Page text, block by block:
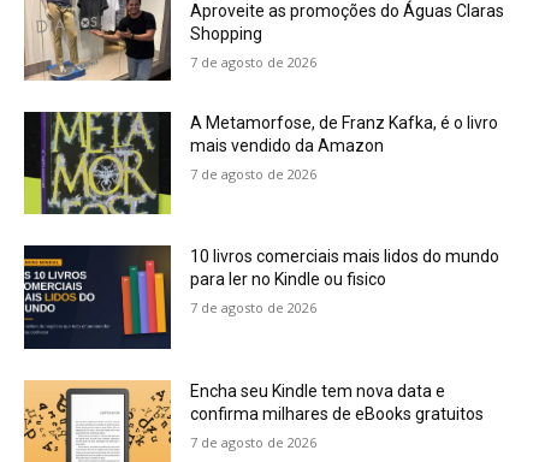
Aproveite as promoções do Águas Claras
Shopping
7 de agosto de 2026
A Metamorfose, de Franz Kafka, é o livro
mais vendido da Amazon
7 de agosto de 2026
10 livros comerciais mais lidos do mundo
para ler no Kindle ou fisico
7 de agosto de 2026
Encha seu Kindle tem nova data e
confirma milhares de eBooks gratuitos
7 de agosto de 2026